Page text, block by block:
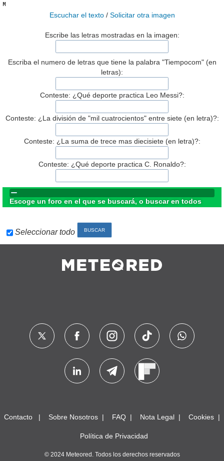
Escuchar el texto/ Solicitar otra imagen
Escribe las letras mostradas en la imagen:
Escriba el numero de letras que tiene la palabra "Tiempocom" (en
letras):
Conteste: ¿Qué deporte practica Leo Messi?:
Conteste: ¿La división de "mil cuatrocientos" entre siete (en letra)?:
Conteste: ¿La suma de trece mas diecisiete (en letra)?:
Conteste: ¿Qué deporte practica C. Ronaldo?:
Escoge un foro en el que se buscará, o buscar en todos
Seleccionar todo
Contacto Sobre Nosotros FAQ Nota Legal Cookies
Política de Privacidad
© 2024 Meteored. Todos los derechos reservados